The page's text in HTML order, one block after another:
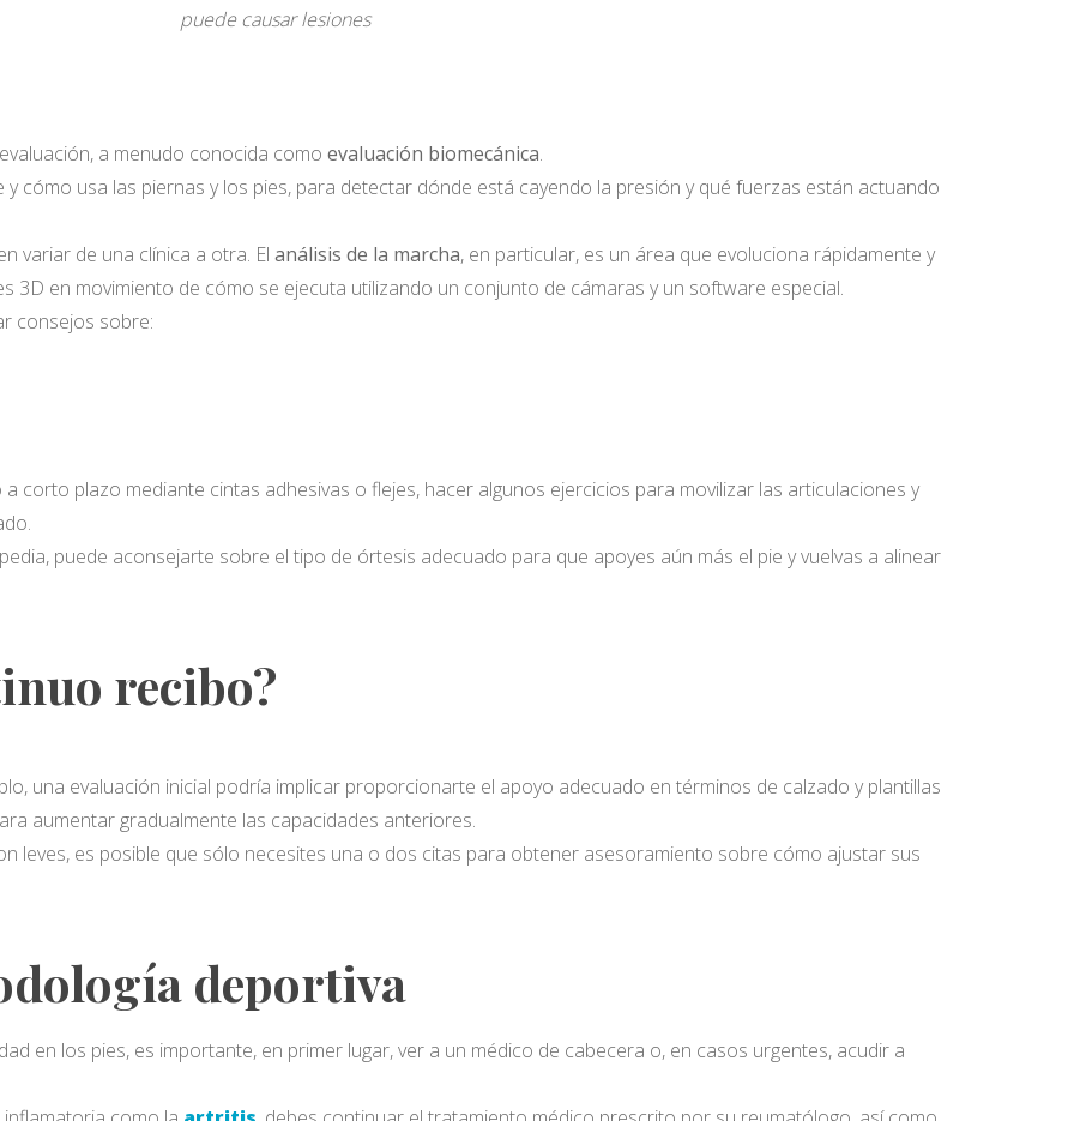
puede causar lesiones
a menudo conocida como evaluación biomecánica.
cómo usa las piernas y los pies, para detectar dónde está cayendo la presión y qué fuerzas están actuando
variar de una clínica a otra. El análisis de la marcha, en particular, es un área que evoluciona rápidamente y
3D en movimiento de cómo se ejecuta utilizando un conjunto de cámaras y un software especial.
consejos sobre:
corto plazo mediante cintas adhesivas o flejes, hacer algunos ejercicios para movilizar las articulaciones y
puede aconsejarte sobre el tipo de órtesis adecuado para que apoyes aún más el pie y vuelvas a alinear
recibo?
una evaluación inicial podría implicar proporcionarte el apoyo adecuado en términos de calzado y plantillas
aumentar gradualmente las capacidades anteriores.
leves, es posible que sólo necesites una o dos citas para obtener asesoramiento sobre cómo ajustar sus
deportiva
en los pies, es importante, en primer lugar, ver a un médico de cabecera o, en casos urgentes, acudir a